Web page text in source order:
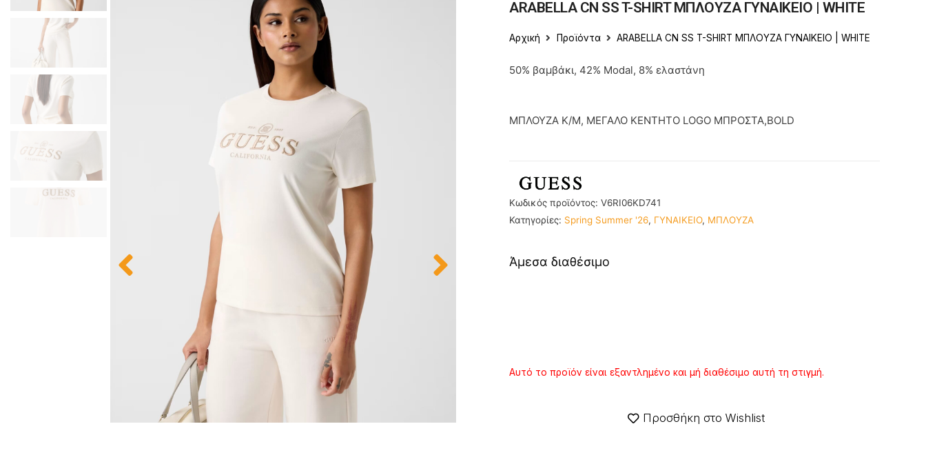
ARABELLA CN SS T-SHIRT ΜΠΛΟΥΖΑ ΓΥΝΑΙΚΕΙΟ | WHITE
Αρχική Προϊόντα ARABELLA CN SS T-SHIRT ΜΠΛΟΥΖΑ ΓΥΝΑΙΚΕΙΟ | WHITE
50% βαμβάκι, 42% Modal, 8% ελαστάνη
ΜΠΛΟΥΖΑ Κ/Μ, ΜΕΓΑΛΟ ΚΕΝΤΗΤΟ LOGO ΜΠΡΟΣΤΑ,BOLD
Κωδικός προϊόντος:V6RI06KD741
Κατηγορίες: Spring Summer '26, ΓΥΝΑΙΚΕΙΟ, ΜΠΛΟΥΖΑ
Άμεσα διαθέσιμο
Αυτό το προϊόν είναι εξαντλημένο και μή διαθέσιμο αυτή τη στιγμή.
Προσθήκη στο Wishlist